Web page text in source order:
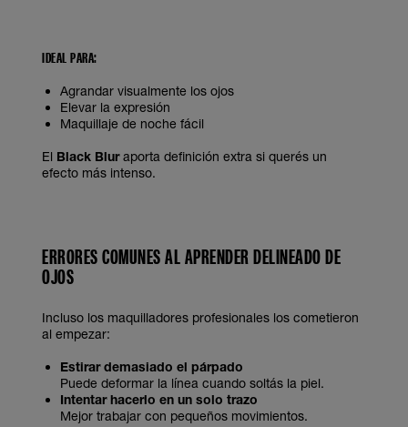
IDEAL PARA:
Agrandar visualmente los ojos
Elevar la expresión
Maquillaje de noche fácil
El Black Bluraporta definición extra si querés un
efecto más intenso.
ERRORES COMUNES AL APRENDER DELINEADO DE
OJOS
Incluso los maquilladores profesionales los cometieron
al empezar:
Estirar demasiado el párpado
Puede deformar la línea cuando soltás la piel.
Intentar hacerlo en un solo trazo
Mejor trabajar con pequeños movimientos.